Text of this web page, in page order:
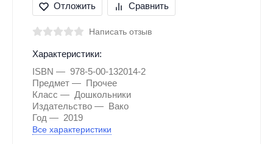
Отложить Сравнить
Написать отзыв
Характеристики:
ISBN
978-5-00-132014-2
Предмет
Прочее
Класс
Дошкольники
Издательство
Вако
Год
2019
Все характеристики